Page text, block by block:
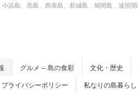
浜島、黒島、西表島、新城島、鳩間島、波照
グルメ – 島の食彩 文化・歴史
プライバシーポリシー 私なりの島暮らし